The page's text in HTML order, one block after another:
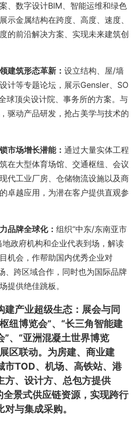
、 数字设计BIM、智能运维和绿色
示金属结构在跨度、高度、速度、
的前沿解决方案、实现未来建筑创
建筑形态革新： 设立结构、屋/墙
计等专题论坛 ，展示Gensler、SO
球顶尖设计院、事务所的方案。与
驱动产品研发，抢占美学与技术的
市场增长潜能： 通过大量实体工程
在大型体育场馆、交通枢纽、会议
代工业厂房、仓储物流设施以及商
卓越应用，为潜在客户提供直观参
品牌全球化： 组织“中东/东南亚市
政府机构和企业代表到场，解读
机会 ， 作帮助国内优秀企业对
、跨区域合作，同时也为国际品牌
提供绝佳跳板。
建产业超级生态 ： 展会与同
纽博览会”、 “长三角智能建
、“亚洲混凝土世界博览
区联动。为房建、商业建
市TOD、 机场、高铁站、港
方、设计方、总包方提供
全景式供应链资源，实现跨行
与集成采购。